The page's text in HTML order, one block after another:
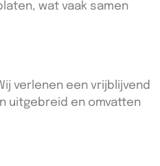
wat vaak samen
verlenen een vrijblijvend
uitgebreid en omvatten